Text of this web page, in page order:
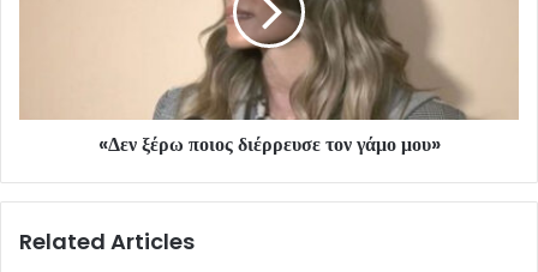
«Δεν ξέρω ποιος διέρρευσε τον γάμο μου»
Related Articles